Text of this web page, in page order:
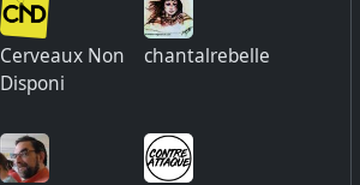
Cerveaux Non
Disponi
chantalrebelle